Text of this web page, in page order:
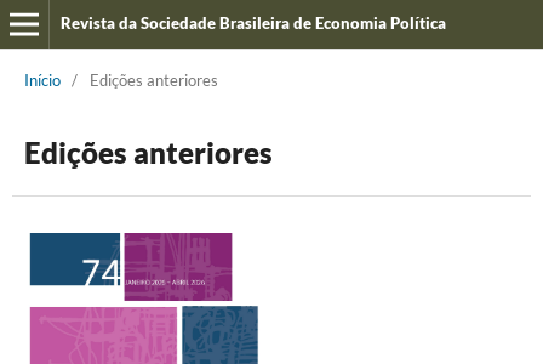
Revista da Sociedade Brasileira de Economia Política
Início / Edições anteriores
Edições anteriores